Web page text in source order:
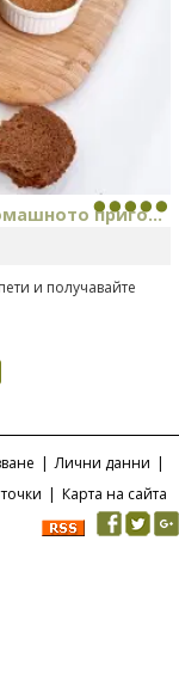
приго...
на изцяло нов
и получавайте
| Лични данни |
| Карта на сайта